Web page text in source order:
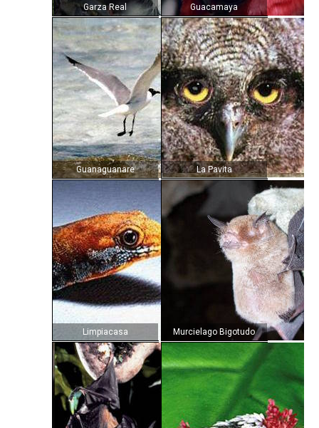
Garza Real Guacamaya
Guanaguanare La Pavita
Limpiacasa Murcielago Bigotudo